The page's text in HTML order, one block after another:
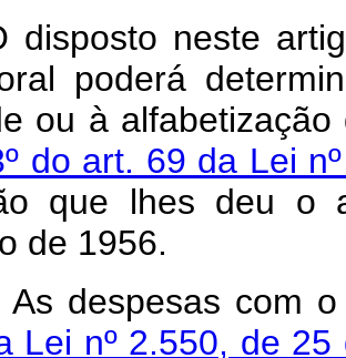
disposto neste
poderá
ou à
do art. 69 da Lei
que lhes deu o
de 1956.
As despesas com
Lei nº 2.550, de